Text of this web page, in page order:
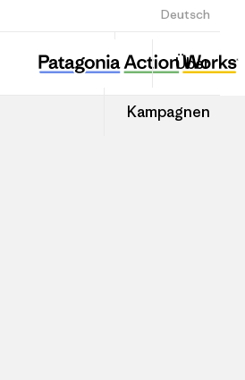
Deutsch
Anmelden
Über
Kampagnen